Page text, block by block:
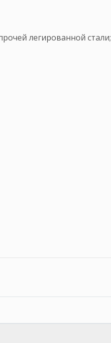
легированной стали;